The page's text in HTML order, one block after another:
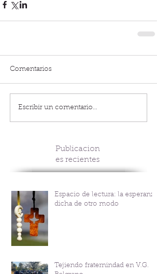
Comentarios
Escribir un comentario...
Publicacion
es recientes
Espacio de lectura: la esperanza
dicha de otro modo
Tejiendo fraternindad en V.G.